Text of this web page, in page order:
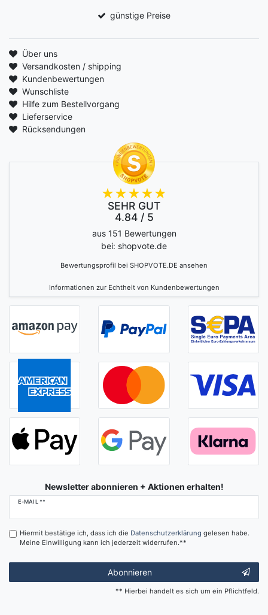
günstige Preise
Über uns
Versandkosten / shipping
Kundenbewertungen
Wunschliste
Hilfe zum Bestellvorgang
Lieferservice
Rücksendungen
SEHR GUT
4.84 / 5
aus 151 Bewertungen
bei: shopvote.de
Bewertungsprofil bei SHOPVOTE.DE ansehen
Informationen zur Echtheit von Kundenbewertungen
Newsletter abonnieren + Aktionen erhalten!
E-MAIL **
Newsletter
Hiermit bestätige ich, dass ich die Daten­schutz­erklärung gelesen habe.
Meine Einwilligung kann ich jederzeit widerrufen.**
Abonnieren
** Hierbei handelt es sich um ein Pflichtfeld.